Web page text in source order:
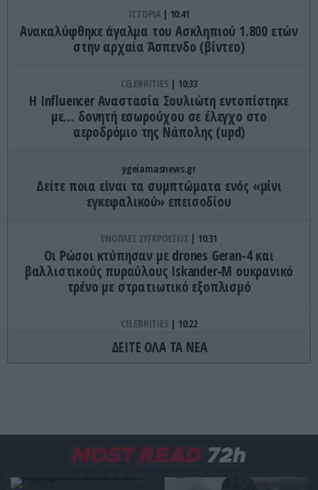
ΙΣΤΟΡΙΑ 10:41
Ανακαλύφθηκε άγαλμα του Ασκληπιού 1.800 ετών
στην αρχαία Άσπενδο (βίντεο)
CELEBRITIES 10:33
Η Ιnfluencer Αναστασία Σουλιώτη εντοπίστηκε
με… δονητή εσωρούχου σε έλεγχο στο
αεροδρόμιο της Νάπολης (upd)
ygeiamasnews.gr
Δείτε ποια είναι τα συμπτώματα ενός «μίνι
εγκεφαλικού» επεισοδίου
ΕΝΟΠΛΕΣ ΣΥΓΚΡΟΥΣΕΙΣ 10:31
Οι Ρώσοι κτύπησαν με drones Geran-4 και
βαλλιστικούς πυραύλους Iskander-M ουκρανικό
τρένο με στρατιωτικό εξοπλισμό
CELEBRITIES 10:22
Η απάντηση της Τ.Αλεξανδράτου στη
Χ.Δημουλίδου: «Εάν δε γίνει ανάκληση των όσων
10:14
ΔΕΙΤΕ ΟΛΑ ΤΑ ΝΕΑ
MOST READ 72h